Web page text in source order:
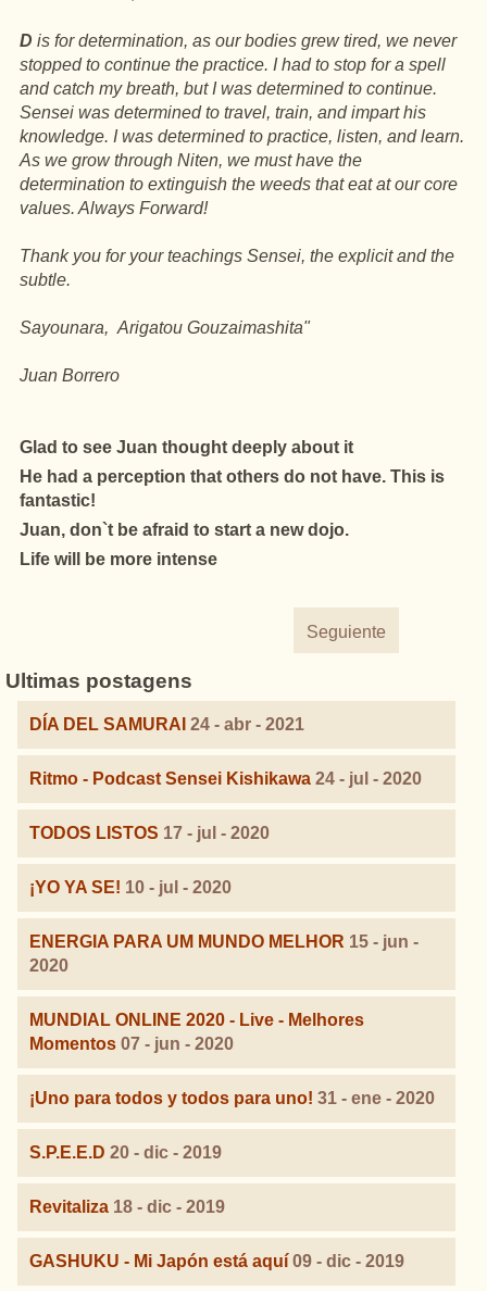
D is for determination, as our bodies grew tired, we never
stopped to continue the practice. I had to stop for a spell
and catch my breath, but I was determined to continue.
Sensei was determined to travel, train, and impart his
knowledge. I was determined to practice, listen, and learn.
As we grow through Niten, we must have the
determination to extinguish the weeds that eat at our core
values. Always Forward!
Thank you for your teachings Sensei, the explicit and the
subtle.
Sayounara, Arigatou Gouzaimashita"
Juan Borrero
Glad to see Juan thought deeply about it
He had a perception that others do not have. This is
fantastic!
Juan, don`t be afraid to start a new dojo.
Life will be more intense
Seguiente
Ultimas postagens
DÍA DEL SAMURAI 24 - abr - 2021
Ritmo - Podcast Sensei Kishikawa 24 - jul - 2020
TODOS LISTOS 17 - jul - 2020
¡YO YA SE! 10 - jul - 2020
ENERGIA PARA UM MUNDO MELHOR 15 - jun -
2020
MUNDIAL ONLINE 2020 - Live - Melhores
Momentos 07 - jun - 2020
¡Uno para todos y todos para uno! 31 - ene - 2020
S.P.E.E.D 20 - dic - 2019
Revitaliza 18 - dic - 2019
GASHUKU - Mi Japón está aquí 09 - dic - 2019